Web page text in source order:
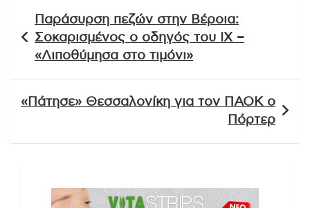
άρθρων
Παράσυρση πεζών στην Βέροια:
Σοκαρισμένος ο οδηγός του ΙΧ –
«Λιποθύμησα στο τιμόνι»
«Πάτησε» Θεσσαλονίκη για τον ΠΑΟΚ ο
Πόρτερ